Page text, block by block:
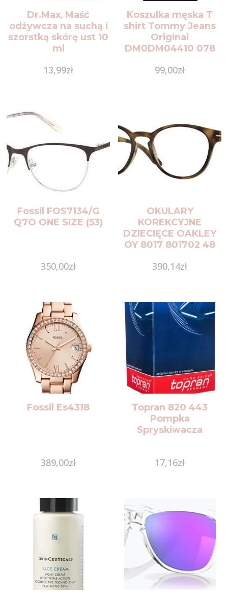
Dr.Max, Maść
odżywcza na suchą i
szorstką skórę ust 10
ml
13,99zł
Koszulka męska T
shirt Tommy Jeans
Original
DM0DM04410 078
99,00zł
Fossil FOS7134/G
Q7O ONE SIZE (53)
350,00zł
OKULARY
KOREKCYJNE
DZIECIĘCE OAKLEY
OY 8017 801702 48
390,14zł
Fossil Es4318
389,00zł
Topran 820 443
Pompka
Spryskiwacza
17,16zł